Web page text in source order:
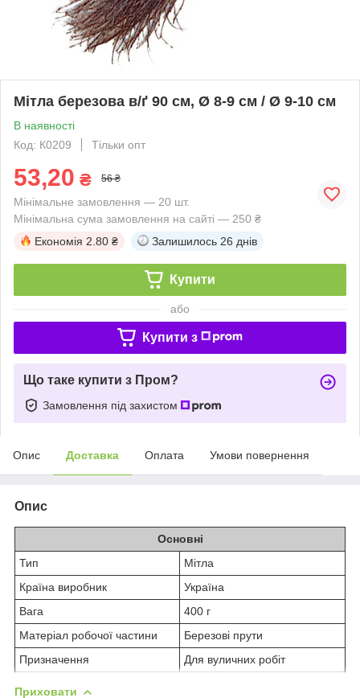
Мітла березова в/ґ 90 см, Ø 8-9 см / Ø 9-10 см
В наявності
Код: К0209
Тільки опт
53,20 ₴ 56 ₴
Мінімальне замовлення — 20 шт.
Мінімальна сума замовлення на сайті — 250 ₴
Економія 2.80 ₴ Залишилось 26 днів
Купити
або
Купити з
Що таке купити з Пром?
Замовлення під захистом
Опис Доставка Оплата Умови повернення
Опис
Основні
Тип
Мітла
Країна виробник
Україна
Вага
400 г
Матеріал робочої частини
Березові прути
Призначення
Для вуличних робіт
Приховати